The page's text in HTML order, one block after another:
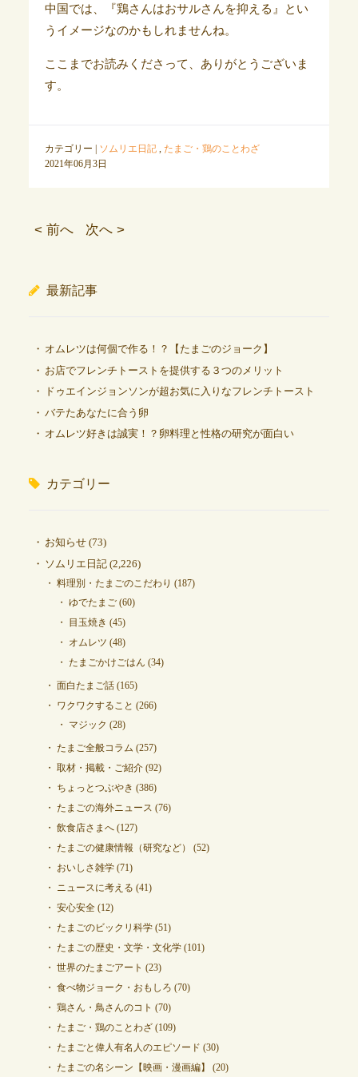
中国では、『鶏さんはおサルさんを抑える』とい
うイメージなのかもしれませんね。
ここまでお読みくださって、ありがとうございま
す。
カテゴリー | ソムリエ日記, たまご・鶏のことわざ
2021年06月3日
< 前へ 次へ >
最新記事
オムレツは何個で作る！？【たまごのジョーク】
お店でフレンチトーストを提供する３つのメリット
ドゥエインジョンソンが超お気に入りなフレンチトースト
バテたあなたに合う卵
オムレツ好きは誠実！？卵料理と性格の研究が面白い
カテゴリー
お知らせ(73)
ソムリエ日記(2,226)
料理別・たまごのこだわり (187)
ゆでたまご(60)
目玉焼き (45)
オムレツ (48)
たまごかけごはん (34)
面白たまご話(165)
ワクワクすること (266)
マジック (28)
たまご全般コラム (257)
取材・掲載・ご紹介(92)
ちょっとつぶやき (386)
たまごの海外ニュース (76)
飲食店さまへ(127)
たまごの健康情報（研究など）
(52)
おいしさ雑学(71)
ニュースに考える (41)
安心安全(12)
たまごのビックリ科学(51)
たまごの歴史・文学・文化学(101)
世界のたまごアート (23)
食べ物ジョーク・おもしろ (70)
鶏さん・鳥さんのコト (70)
たまご・鶏のことわざ(109)
たまごと偉人有名人のエピソード (30)
たまごの名シーン【映画・漫画編】
(20)